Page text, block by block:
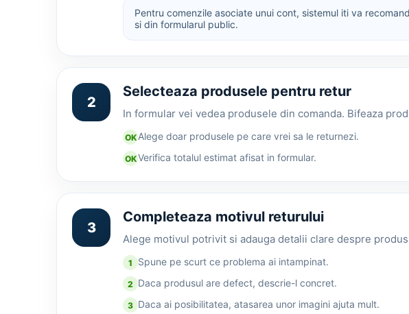
Suporti telefon
Suporti Telefon
Vezi
Vezi
Resigilate
Pentru comenzile asociate unui cont, sistemul iti va
si din formularul public.
2
Selecteaza produsele pentru retur
In formular vei vedea produsele din comanda. Bifeaza
OK Alege doar produsele pe care vrei sa le returnezi.
OKVerifica totalul estimat afisat in formular.
3
Completeaza motivul returului
Alege motivul potrivit si adauga detalii clare despre
1 Spune pe scurt ce problema ai intampinat.
2 Daca produsul are defect, descrie-l concret.
3 Daca ai posibilitatea, atasarea unor imagini ajuta mult.